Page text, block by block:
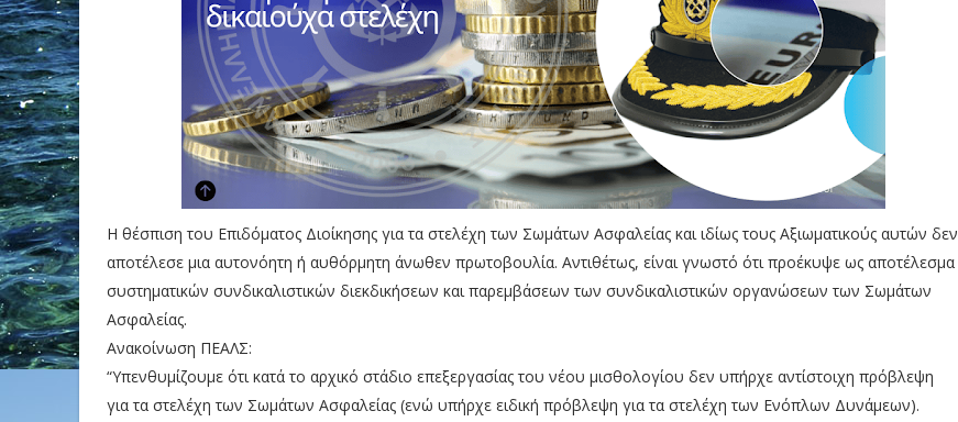
Η θέσπιση του Επιδόματος Διοίκησης για τα στελέχη των Σωμάτων Ασφαλείας και ιδίως τους Αξιωματικούς αυτών δεν
αποτέλεσε μια αυτονόητη ή αυθόρμητη άνωθεν πρωτοβουλία. Αντιθέτως, είναι γνωστό ότι προέκυψε ως αποτέλεσμα
συστηματικών συνδικαλιστικών διεκδικήσεων και παρεμβάσεων των συνδικαλιστικών οργανώσεων των Σωμάτων
Ασφαλείας.
Ανακοίνωση ΠΕΑΛΣ:
“Υπενθυμίζουμε ότι κατά το αρχικό στάδιο επεξεργασίας του νέου μισθολογίου δεν υπήρχε αντίστοιχη πρόβλεψη
για τα στελέχη των Σωμάτων Ασφαλείας (ενώ υπήρχε ειδική πρόβλεψη για τα στελέχη των Ενόπλων Δυνάμεων).